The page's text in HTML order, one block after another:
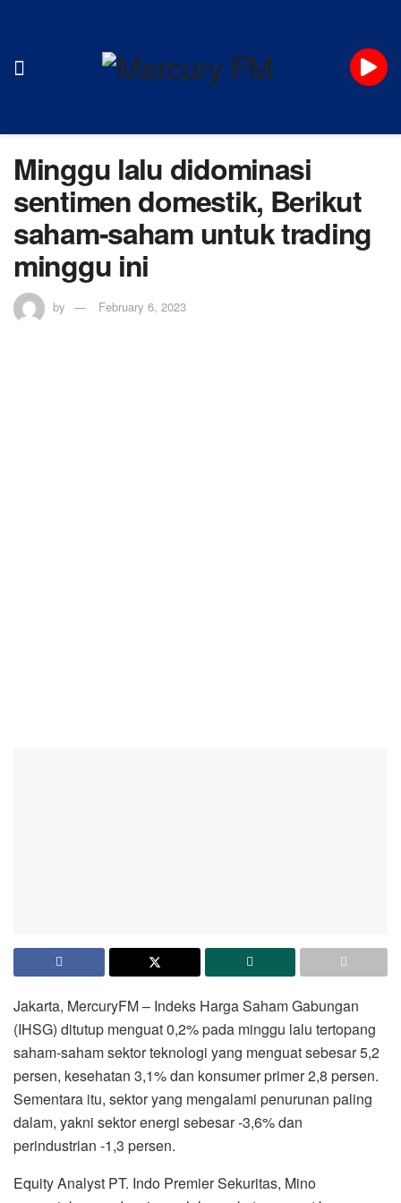
Minggu lalu didominasi
sentimen domestik, Berikut
saham-saham untuk trading
minggu ini
by February 6, 2023
Jakarta, MercuryFM – Indeks Harga Saham Gabungan
(IHSG) ditutup menguat 0,2% pada minggu lalu tertopang
saham-saham sektor teknologi yang menguat sebesar 5,2
persen, kesehatan 3,1% dan konsumer primer 2,8 persen.
Sementara itu, sektor yang mengalami penurunan paling
dalam, yakni sektor energi sebesar -3,6% dan
perindustrian -1,3 persen.
Equity Analyst PT. Indo Premier Sekuritas, Mino